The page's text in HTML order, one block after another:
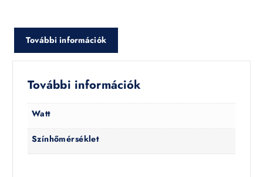
További információk
További információk
Watt
Színhőmérséklet